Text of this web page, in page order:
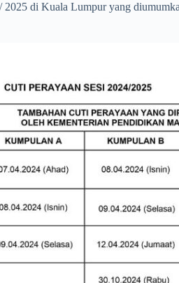
2025 di Kuala Lumpur yang